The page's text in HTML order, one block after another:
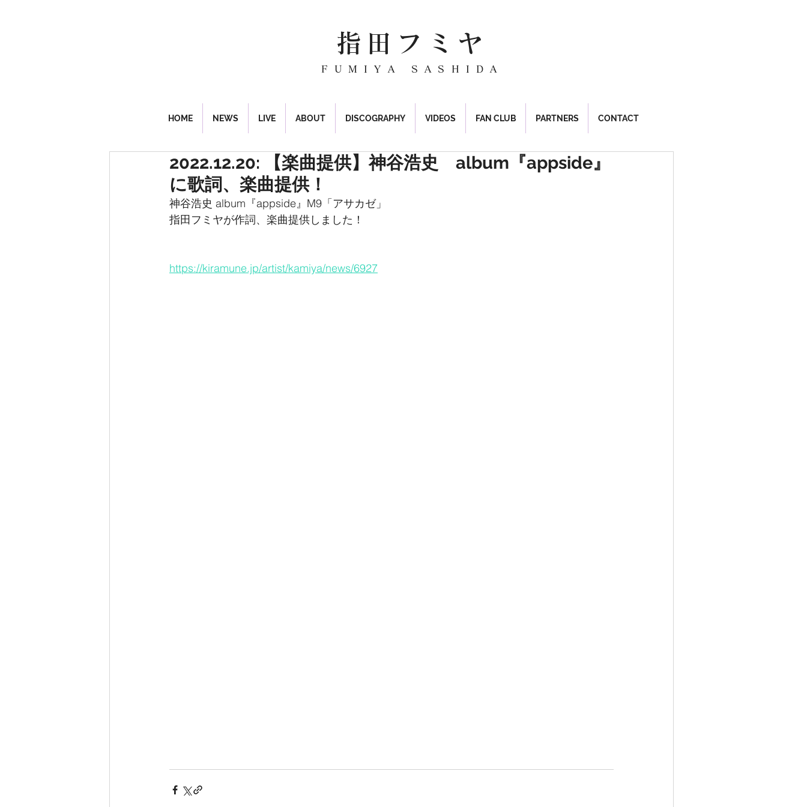
指田フミヤ
FUMIYA SASHIDA
HOME NEWS LIVE ABOUT DISCOGRAPHY VIDEOS FAN CLUB PARTNERS CONTACT
2022.12.20: 【楽曲提供】神谷浩史 album『appside』
に歌詞、楽曲提供！
神谷浩史 album『appside』M9「アサカゼ」
指田フミヤが作詞、楽曲提供しました！
https://kiramune.jp/artist/kamiya/news/6927